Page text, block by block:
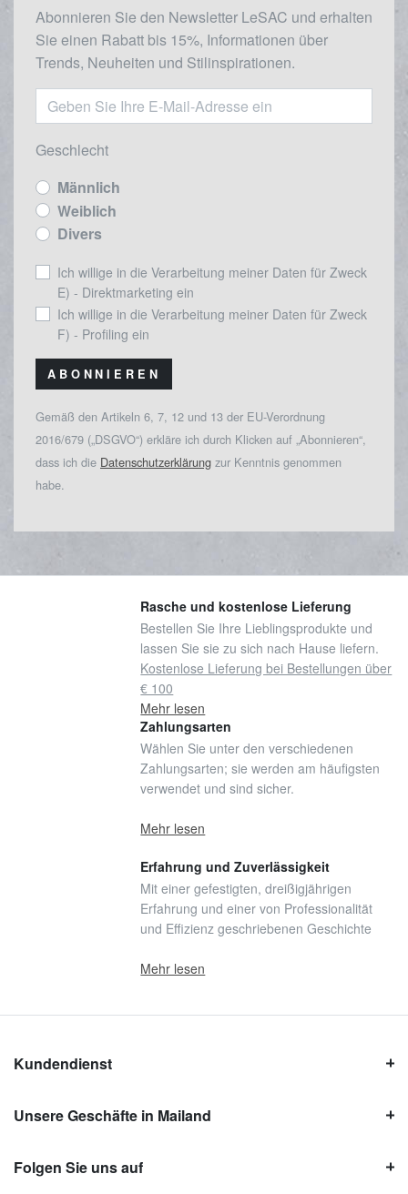
Abonnieren Sie den Newsletter LeSAC und erhalten
Sie einen Rabatt bis 15%, Informationen über
Trends, Neuheiten und Stilinspirationen.
Geschlecht
Männlich
Weiblich
Divers
Ich willige in die Verarbeitung meiner Daten für Zweck
E) - Direktmarketing ein
Ich willige in die Verarbeitung meiner Daten für Zweck
F) - Profiling ein
ABONNIEREN
Gemäß den Artikeln 6, 7, 12 und 13 der EU-Verordnung
2016/679 („DSGVO“) erkläre ich durch Klicken auf „Abonnieren“,
dass ich die Datenschutzerklärung zur Kenntnis genommen
habe.
Rasche und kostenlose Lieferung
Bestellen Sie Ihre Lieblingsprodukte und
lassen Sie sie zu sich nach Hause liefern.
Kostenlose Lieferung bei Bestellungen über
€ 100
Mehr lesen
Zahlungsarten
Wählen Sie unter den verschiedenen
Zahlungsarten; sie werden am häufigsten
verwendet und sind sicher.
Mehr lesen
Erfahrung und Zuverlässigkeit
Mit einer gefestigten, dreißigjährigen
Erfahrung und einer von Professionalität
und Effizienz geschriebenen Geschichte
Mehr lesen
Kundendienst
Unsere Geschäfte in Mailand
Folgen Sie uns auf